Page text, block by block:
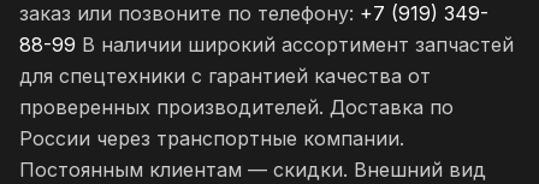
заказ или позвоните по телефону: +7 (919) 349-
88-99 В наличии широкий ассортимент запчастей
для спецтехники с гарантией качества от
проверенных производителей. Доставка по
России через транспортные компании.
Постоянным клиентам — скидки. Внешний вид